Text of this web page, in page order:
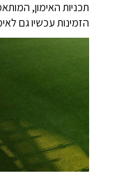
הזמינות עכשיו גם